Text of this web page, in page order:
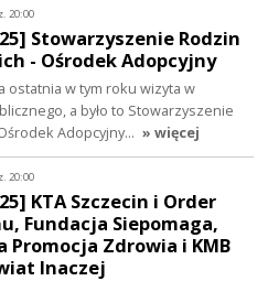
20:00
Stowarzyszenie Rodzin
- Ośrodek Adopcyjny
ostatnia w tym roku wizyta w
a było to Stowarzyszenie
Adopcyjny… » więcej
20:00
KTA Szczecin i Order
Fundacja Siepomaga,
Promocja Zdrowia i KMB
Inaczej